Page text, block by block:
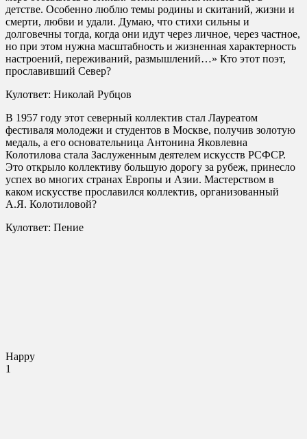
детстве. Особенно люблю темы родины и скитаний, жизни и
смерти, любви и удали. Думаю, что стихи сильны и
долговечны тогда, когда они идут через личное, через частное,
но при этом нужна масштабность и жизненная характерность
настроений, переживаний, размышлений…» Кто этот поэт,
прославивший Север?
Кулответ: Николай Рубцов
В 1957 году этот северный коллектив стал Лауреатом
фестиваля молодежи и студентов в Москве, получив золотую
медаль, а его основательница Антонина Яковлевна
Колотилова стала Заслуженным деятелем искусств РСФСР.
Это открыло коллективу большую дорогу за рубеж, принесло
успех во многих странах Европы и Азии. Мастерством в
каком искусстве прославился коллектив, организованный
А.Я. Колотиловой?
Кулответ: Пение
Happy
1